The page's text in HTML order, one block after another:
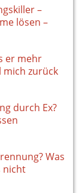
–
lösen –
er mehr
mich zurück
durch Ex?
Was
nicht